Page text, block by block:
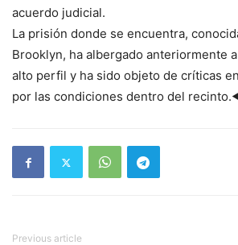
acuerdo judicial.
La prisión donde se encuentra,
Brooklyn, ha albergado anteriormente
alto perfil y ha sido objeto de críticas
por las condiciones dentro del
Previous article